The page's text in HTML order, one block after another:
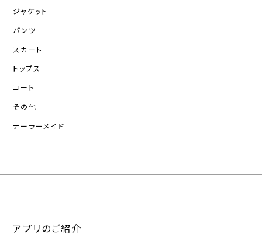
ジャケット
パンツ
スカート
トップス
コート
その他
テーラーメイド
アプリのご紹介